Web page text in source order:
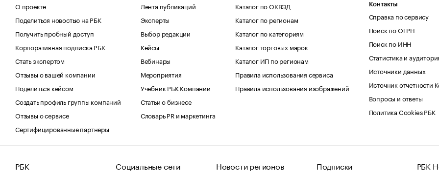
О проекте
Поделиться новостью на РБК
Получить пробный доступ
Корпоративная подписка РБК
Стать экспертом
Отзывы о вашей компании
Поделиться кейсом
Создать профиль группы компаний
Отзывы о сервисе
Сертифицированные партнеры
Лента публикаций
Эксперты
Выбор редакции
Кейсы
Вебинары
Мероприятия
Учебник РБК Компании
Статьи о бизнесе
Словарь PR и маркетинга
Каталог по ОКВЭД
Каталог по регионам
Каталог по категориям
Каталог торговых марок
Каталог ИП по регионам
Правила использования сервиса
Правила использования изображений
Контакты
Справка по сервису
Поиск по ОГРН
Поиск по ИНН
Статистика и
Источники данных
Источник отчетности
Вопросы и ответы
Политика Cookies РБК
РБК Социальные сети Новости регионов Подписки РБК